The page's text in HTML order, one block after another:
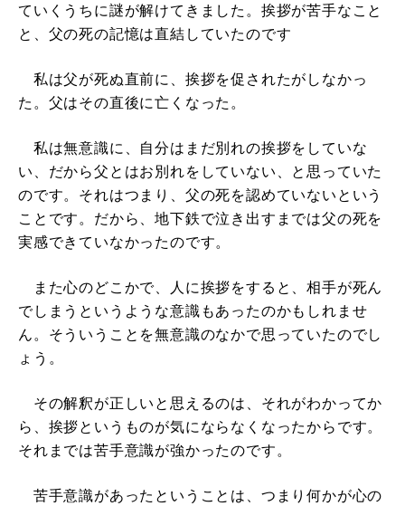
ていくうちに謎が解けてきました。挨拶が苦手なこと
と、父の死の記憶は直結していたのです
私は父が死ぬ直前に、挨拶を促されたがしなかっ
た。父はその直後に亡くなった。
私は無意識に、自分はまだ別れの挨拶をしていな
い、だから父とはお別れをしていない、と思っていた
のです。それはつまり、父の死を認めていないという
ことです。だから、地下鉄で泣き出すまでは父の死を
実感できていなかったのです。
また心のどこかで、人に挨拶をすると、相手が死ん
でしまうというような意識もあったのかもしれませ
ん。そういうことを無意識のなかで思っていたのでし
ょう。
その解釈が正しいと思えるのは、それがわかってか
ら、挨拶というものが気にならなくなったからです。
それまでは苦手意識が強かったのです。
苦手意識があったということは、つまり何かが心の